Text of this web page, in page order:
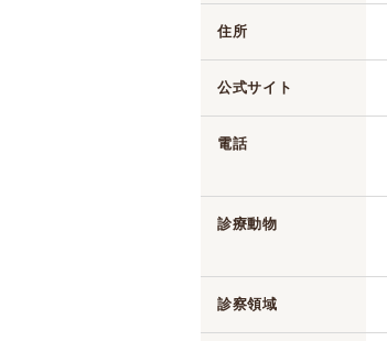
住所
公式サイト
電話
診療動物
診察領域